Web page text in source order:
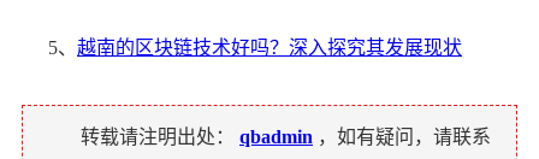
5、 越南的区块链技术好吗？深入探究其发展现状
转载请注明出处： qbadmin ，如有疑问，请联系